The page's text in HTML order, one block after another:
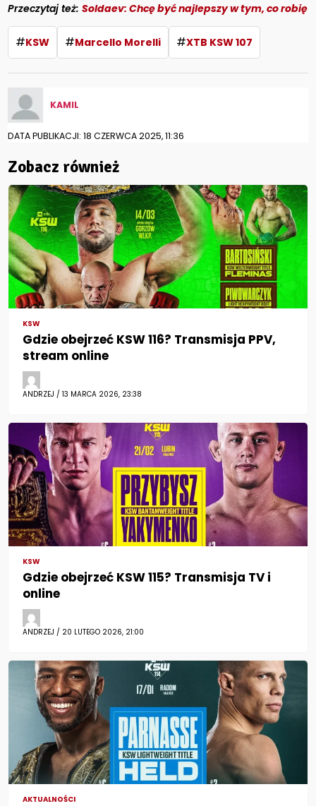
Przeczytaj też:Soldaev: Chcę być najlepszy w tym, co robię
#KSW #Marcello Morelli #XTB KSW 107
KAMIL
DATA PUBLIKACJI: 18 CZERWCA 2025, 11:36
Zobacz również
KSW
Gdzie obejrzeć KSW 116? Transmisja PPV,
stream online
ANDRZEJ / 13 MARCA 2026, 23:38
KSW
Gdzie obejrzeć KSW 115? Transmisja TV i
online
ANDRZEJ / 20 LUTEGO 2026, 21:00
AKTUALNOŚCI